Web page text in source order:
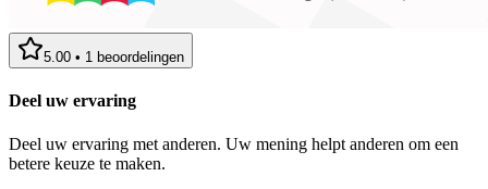
5.00 • 1 beoordelingen
Deel uw ervaring
Deel uw ervaring met anderen. Uw mening helpt anderen om een
betere keuze te maken.